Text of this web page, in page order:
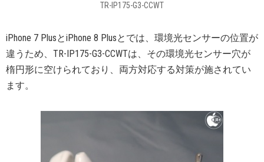
TR-IP175-G3-CCWT
iPhone 7 PlusとiPhone 8 Plusとでは、環境光センサーの位置が
違うため、TR-IP175-G3-CCWTは、その環境光センサー穴が
楕円形に空けられており、両方対応する対策が施されてい
ます。